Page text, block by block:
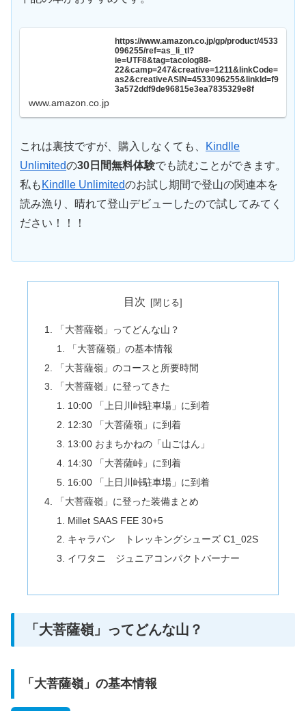
https://www.amazon.co.jp/gp/product/4533
096255/ref=as_li_tl?
ie=UTF8&tag=tacolog88-
22&camp=247&creative=1211&linkCode=
as2&creativeASIN=4533096255&linkId=f9
3a572ddf9de96815e3ea7835329e8f
www.amazon.co.jp
これは裏技ですが、購入しなくても、
Kindlle
Unlimitedの30日間無料体験でも読むことができます。
私も Kindlle Unlimitedのお試し期間で登山の関連本を
読み漁り、晴れて登山デビューしたので試してみてく
ださい！！！
目次
「大菩薩嶺」ってどんな山？
「大菩薩嶺」の基本情報
「大菩薩嶺」のコースと所要時間
「大菩薩嶺」に登ってきた
10:00 「上日川峠駐車場」に到着
12:30 「大菩薩嶺」に到着
13:00 おまちかねの「山ごはん」
14:30 「大菩薩峠」に到着
16:00 「上日川峠駐車場」に到着
「大菩薩嶺」に登った装備まとめ
Millet SAAS FEE 30+5
キャラバン トレッキングシューズ C1_02S
イワタニ ジュニアコンパクトバーナー
「大菩薩嶺」ってどんな山？
「大菩薩嶺」の基本情報